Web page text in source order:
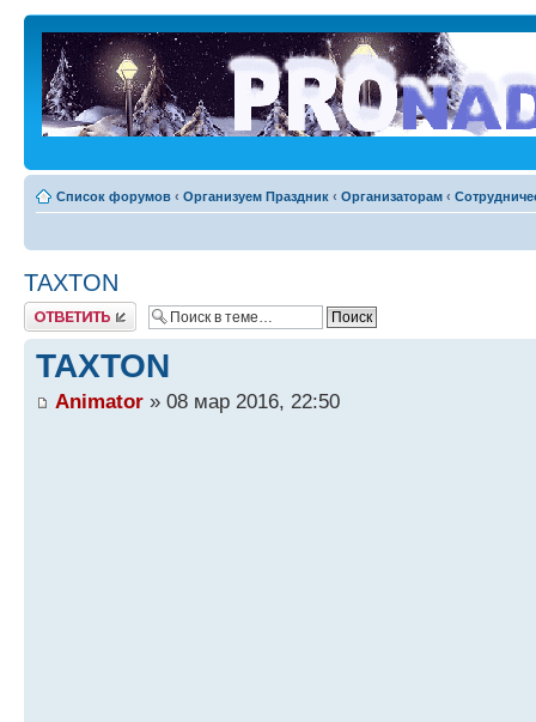
Список форумов ‹ Организуем Праздник ‹ Организаторам ‹
TAXTON
Ответить
TAXTON
Animator » 08 мар 2016, 22:50